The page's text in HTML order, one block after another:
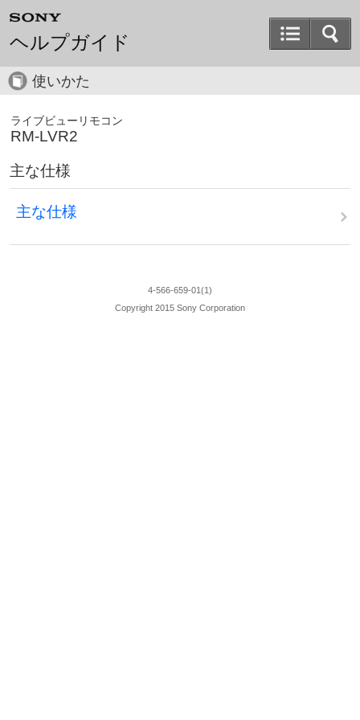
ヘルプガイド
使いかた
ライブビューリモコン
RM-LVR2
主な仕様
主な仕様
4-566-659-01(1)
Copyright 2015 Sony Corporation